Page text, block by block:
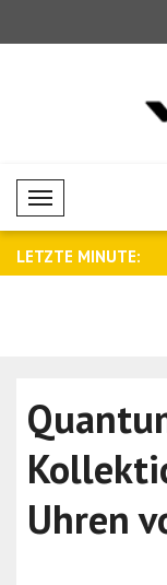
Mobil Menü
LETZTE MINUTE:
Zeitalter der
Uhren